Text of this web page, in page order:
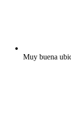
Muy buena